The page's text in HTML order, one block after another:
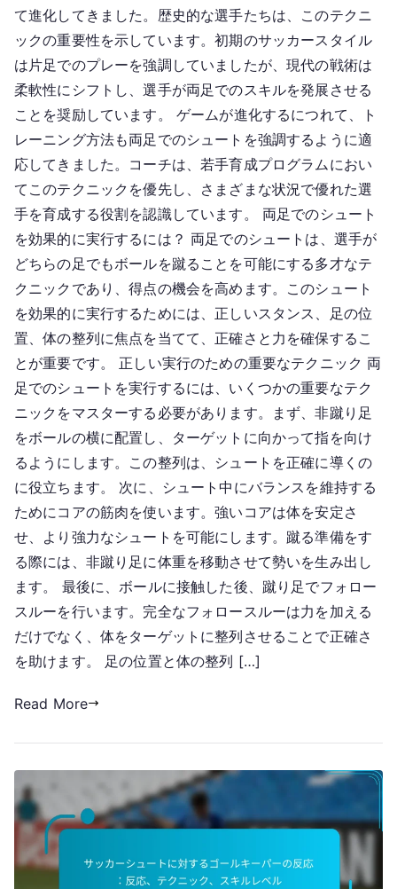
て進化してきました。歴史的な選手たちは、このテクニ
ックの重要性を示しています。初期のサッカースタイル
は片足でのプレーを強調していましたが、現代の戦術は
柔軟性にシフトし、選手が両足でのスキルを発展させる
ことを奨励しています。 ゲームが進化するにつれて、ト
レーニング方法も両足でのシュートを強調するように適
応してきました。コーチは、若手育成プログラムにおい
てこのテクニックを優先し、さまざまな状況で優れた選
手を育成する役割を認識しています。 両足でのシュート
を効果的に実行するには？ 両足でのシュートは、選手が
どちらの足でもボールを蹴ることを可能にする多才なテ
クニックであり、得点の機会を高めます。このシュート
を効果的に実行するためには、正しいスタンス、足の位
置、体の整列に焦点を当てて、正確さと力を確保するこ
とが重要です。 正しい実行のための重要なテクニック 両
足でのシュートを実行するには、いくつかの重要なテク
ニックをマスターする必要があります。まず、非蹴り足
をボールの横に配置し、ターゲットに向かって指を向け
るようにします。この整列は、シュートを正確に導くの
に役立ちます。 次に、シュート中にバランスを維持する
ためにコアの筋肉を使います。強いコアは体を安定さ
せ、より強力なシュートを可能にします。蹴る準備をす
る際には、非蹴り足に体重を移動させて勢いを生み出し
ます。 最後に、ボールに接触した後、蹴り足でフォロー
スルーを行います。完全なフォロースルーは力を加える
だけでなく、体をターゲットに整列させることで正確さ
を助けます。 足の位置と体の整列 […]
Read More